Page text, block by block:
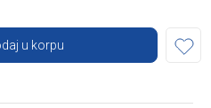
u korpu